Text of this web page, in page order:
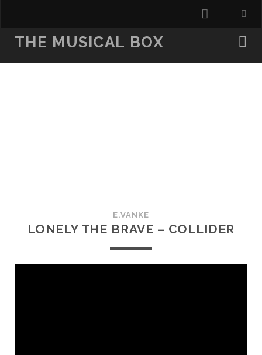
facebook
THE MUSICAL BOX
E.VANKE
LONELY THE BRAVE – COLLIDER